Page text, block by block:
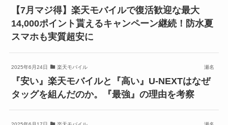
【7月マジ得】楽天モバイルで復活歓迎な最大
14,000ポイント貰えるキャンペーン継続！防水夏
スマホも実質超安に
2025年6月24日 楽天モバイル 瀬名
『安い』楽天モバイルと『高い』U-NEXTはなぜ
タッグを組んだのか。『最強』の理由を考察